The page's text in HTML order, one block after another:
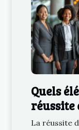
Quels
réussite
La réussite